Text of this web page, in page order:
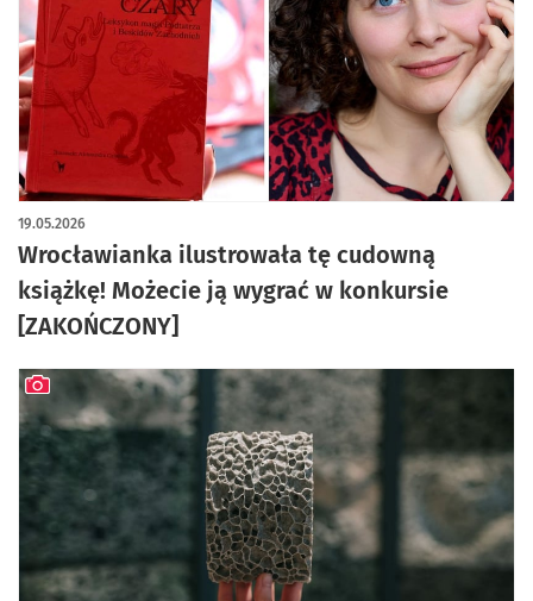
Wrocławianka ilustrowała tę cudowną
książkę! Możecie ją wygrać w konkursie
[ZAKOŃCZONY]
19.05.2026